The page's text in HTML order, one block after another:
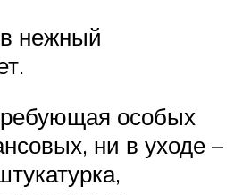
нежный
особых
ни в уходе –